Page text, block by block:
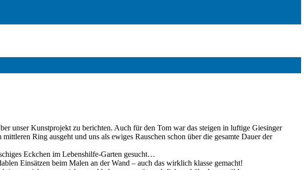
unser Kunstprojekt zu berichten. Auch für den Tom war das steigen in luftige Giesinger
Ring ausgeht und uns als ewiges Rauschen schon über die gesamte Dauer der
Eckchen im Lebenshilfe-Garten gesucht…
Einsätzen beim Malen an der Wand – auch das wirklich klasse gemacht!